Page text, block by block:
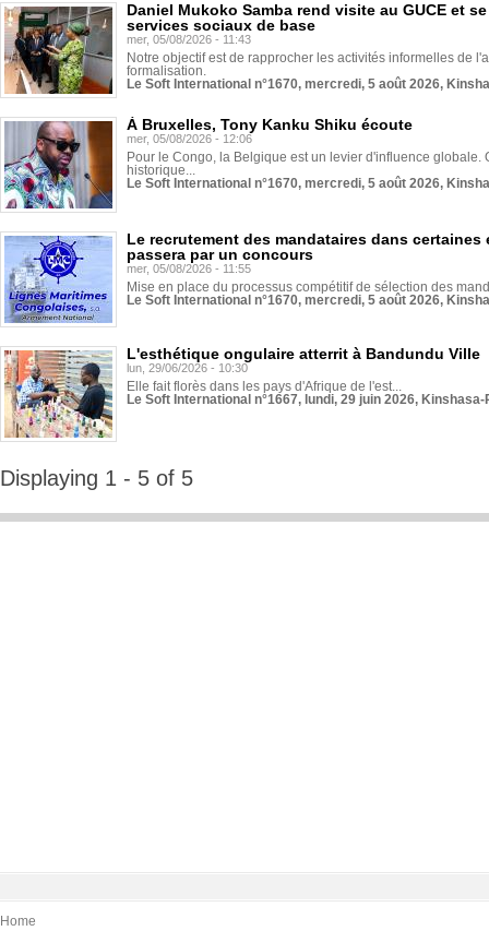
Daniel Mukoko Samba rend visite au GUCE et
services sociaux de base
mer, 05/08/2026 - 11:43
Notre objectif est de rapprocher les activités informelles de
formalisation.
Le Soft International n°1670, mercredi, 5 août 2026,
À Bruxelles, Tony Kanku Shiku écoute
mer, 05/08/2026 - 12:06
Pour le Congo, la Belgique est un levier d'influence globale.
historique...
Le Soft International n°1670, mercredi, 5 août 2026,
Le recrutement des mandataires dans
passera par un concours
mer, 05/08/2026 - 11:55
Mise en place du processus compétitif de sélection des
Le Soft International n°1670, mercredi, 5 août 2026,
L'esthétique ongulaire atterrit à Bandundu Ville
lun, 29/06/2026 - 10:30
Elle fait florès dans les pays d'Afrique de l'est...
Le Soft International n°1667, lundi, 29 juin 2026,
Displaying 1 - 5 of 5
Home